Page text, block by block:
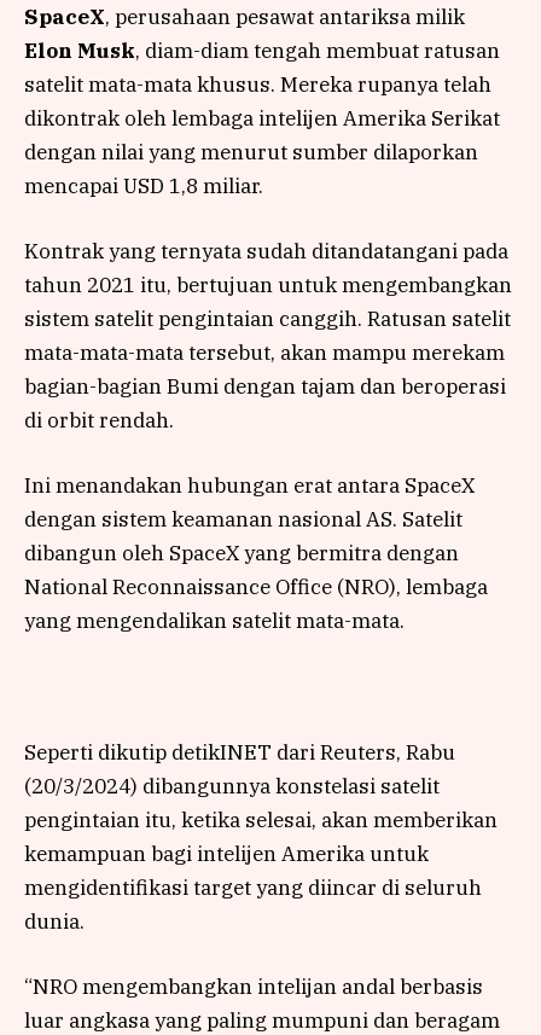
SpaceX, perusahaan pesawat antariksa milik
Elon Musk, diam-diam tengah membuat ratusan
satelit mata-mata khusus. Mereka rupanya telah
dikontrak oleh lembaga intelijen Amerika Serikat
dengan nilai yang menurut sumber dilaporkan
mencapai USD 1,8 miliar.
Kontrak yang ternyata sudah ditandatangani pada
tahun 2021 itu, bertujuan untuk mengembangkan
sistem satelit pengintaian canggih. Ratusan satelit
mata-mata-mata tersebut, akan mampu merekam
bagian-bagian Bumi dengan tajam dan beroperasi
di orbit rendah.
Ini menandakan hubungan erat antara SpaceX
dengan sistem keamanan nasional AS. Satelit
dibangun oleh SpaceX yang bermitra dengan
National Reconnaissance Office (NRO), lembaga
yang mengendalikan satelit mata-mata.
Seperti dikutip detikINET dari Reuters, Rabu
(20/3/2024) dibangunnya konstelasi satelit
pengintaian itu, ketika selesai, akan memberikan
kemampuan bagi intelijen Amerika untuk
mengidentifikasi target yang diincar di seluruh
dunia.
“NRO mengembangkan intelijan andal berbasis
luar angkasa yang paling mumpuni dan beragam